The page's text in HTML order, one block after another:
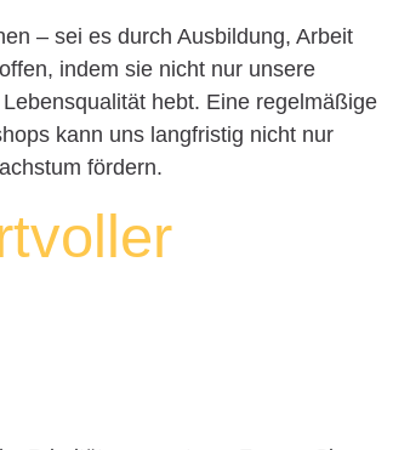
– sei es durch Ausbildung, Arbeit
indem sie nicht nur unsere
hebt. Eine regelmäßige
kann uns langfristig nicht nur
fördern.